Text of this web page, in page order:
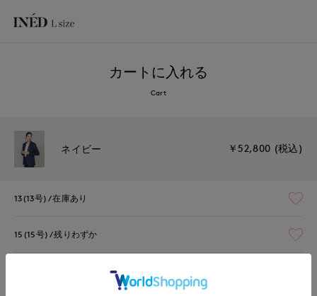
カートに入れる
Cart
ネイビー ￥52,800 (税込)
13(13号) 在庫あり
15(15号) 残りわずか